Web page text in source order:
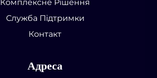
Комплексне Рішення
Служба Підтримки
Контакт
Адреса